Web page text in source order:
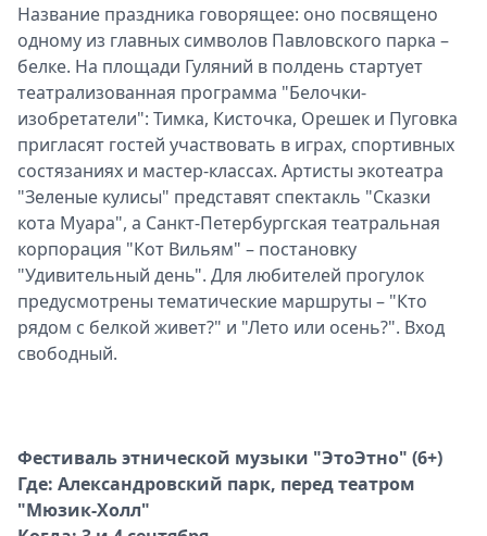
Название праздника говорящее: оно посвящено
одному из главных символов Павловского парка –
белке. На площади Гуляний в полдень стартует
театрализованная программа "Белочки-
изобретатели": Тимка, Кисточка, Орешек и Пуговка
пригласят гостей участвовать в играх, спортивных
состязаниях и мастер-классах. Артисты экотеатра
"Зеленые кулисы" представят спектакль "Сказки
кота Муара", а Санкт-Петербургская театральная
корпорация "Кот Вильям" – постановку
"Удивительный день". Для любителей прогулок
предусмотрены тематические маршруты – "Кто
рядом с белкой живет?" и "Лето или осень?". Вход
свободный.
Фестиваль этнической музыки "ЭтоЭтно" (6+)
Где: Александровский парк, перед театром
"Мюзик-Холл"